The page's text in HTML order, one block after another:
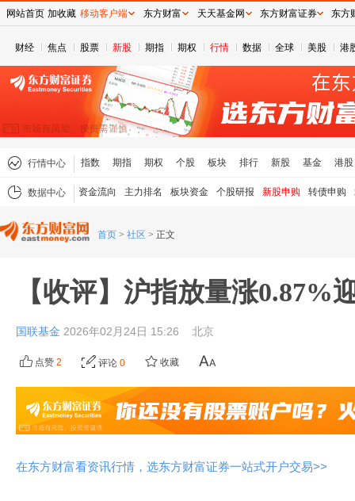
财经 焦点 股票 新股 期指 期权 行情 数据 全球 美股 港
行情中心 指数 期指 期权 个股 板块 排行 新股 基金 港股
数据中心 资金流向 主力排名 板块资金 个股研报 新股申购 转债申购
首页 > 社区 > 正文
【收评】沪指放量涨0.87%
国联基金 2026年02月24日 15:26 北京
点赞 2 评论 0 收藏
在东方财富看资讯行情，选东方财富证券一站式开户交易>>
网站首页 加收藏 移动客户端 东方财富 天天基金网 东方财富证券 东方